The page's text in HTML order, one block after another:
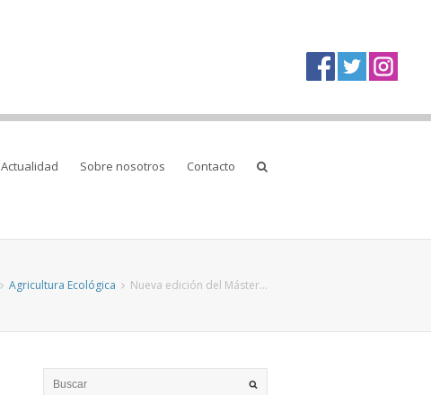
Actualidad Sobre nosotros Contacto
Agricultura Ecológica Nueva edición del Máster…